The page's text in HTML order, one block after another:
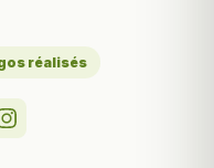
réalisés